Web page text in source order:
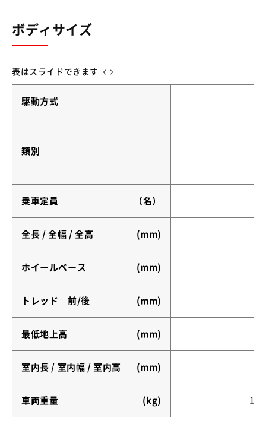
ボディサイズ
駆動方式
類別
乗車定員 （名）
全長 / 全幅 / 全高 (mm)
ホイールベース (mm)
トレッド 前/後 (mm)
最低地上高 (mm)
室内長 / 室内幅 / 室内高 (mm)
車両重量 (kg)